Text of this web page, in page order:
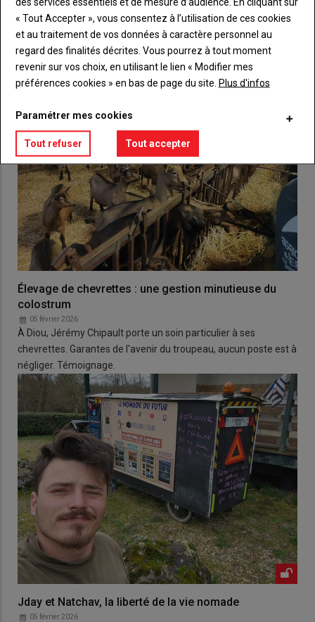
VOUS AIMEREZ AUSSI
Élevage de chevrettes : une gestion minutieuse du
colostrum
05 février 2026
À Diou, Jérémy Chipault porte un soin particulier à ses
chevrettes. Garantes de l'avenir du troupeau, aucun poste est à
négliger. Témoignage.
Jday et Natchav, la liberté de la vie nomade
05 février 2026
« Tout Accepter », vous consentez à l’utilisation de ces cookies
et au traitement de vos données à caractère personnel au
regard des finalités décrites. Vous pourrez à tout moment
revenir sur vos choix, en utilisant le lien « Modifier mes
préférences cookies » en bas de page du site. Plus d'infos
Paramétrer mes cookies
Tout refuser Tout accepter